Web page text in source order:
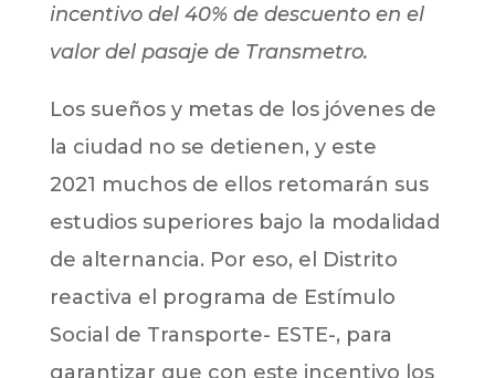
incentivo del 40% de descuento en el
valor del pasaje de Transmetro.
Los sueños y metas de los jóvenes de
la ciudad no se detienen, y este
2021 muchos de ellos retomarán sus
estudios superiores bajo la modalidad
de alternancia. Por eso, el Distrito
reactiva el programa de Estímulo
Social de Transporte- ESTE-, para
garantizar que con este incentivo los